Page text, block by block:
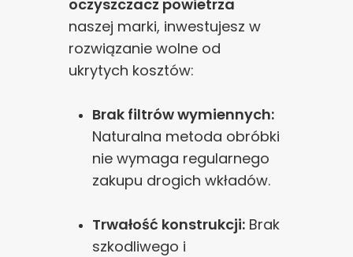
oczyszczacz powietrza
naszej marki, inwestujesz w
rozwiązanie wolne od
ukrytych kosztów:
Brak filtrów wymiennych:
Naturalna metoda obróbki
nie wymaga regularnego
zakupu drogich wkładów.
Trwałość konstrukcji: Brak
szkodliwego i